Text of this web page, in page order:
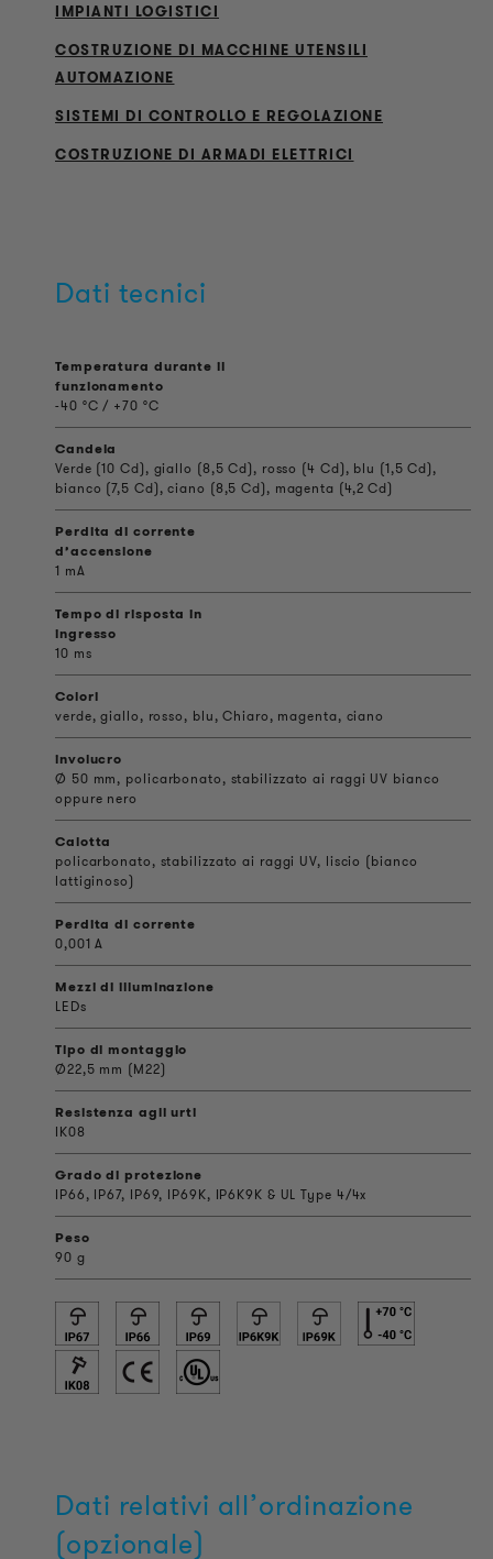
IMPIANTI LOGISTICI
COSTRUZIONE DI MACCHINE UTENSILI
AUTOMAZIONE
SISTEMI DI CONTROLLO E REGOLAZIONE
COSTRUZIONE DI ARMADI ELETTRICI
Dati tecnici
Temperatura durante il
funzionamento
-40 °C / +70 °C
Candela
Verde (10 Cd), giallo (8,5 Cd), rosso (4 Cd), blu (1,5 Cd),
bianco (7,5 Cd), ciano (8,5 Cd), magenta (4,2 Cd)
Perdita di corrente
d’accensione
1 mA
Tempo di risposta in
ingresso
10 ms
Colori
verde, giallo, rosso, blu, Chiaro, magenta, ciano
involucro
Ø 50 mm, policarbonato, stabilizzato ai raggi UV bianco
oppure nero
Calotta
policarbonato, stabilizzato ai raggi UV, liscio (bianco
lattiginoso)
Perdita di corrente
0,001 A
Mezzi di illuminazione
LEDs
Tipo di montaggio
Ø22,5 mm (M22)
Resistenza agli urti
IK08
Grado di protezione
IP66, IP67, IP69, IP69K, IP6K9K & UL Type 4/4x
Peso
90 g
Dati relativi all’ordinazione
(opzionale)